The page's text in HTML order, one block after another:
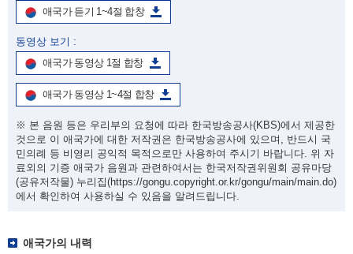
애국가 듣기 1~4절 합창
동영상 보기 :
애국가 동영상 1절 합창
애국가 동영상 1~4절 합창
※ 본 음원 등은 우리부의 요청에 따라 한국방송공사(KBS)에서 제공한
것으로 이 애국가에 대한 저작권은 한국방송공사에 있으며, 반드시 국
민의례 등 비영리 공익적 목적으로만 사용하여 주시기 바랍니다. 위 자
료외의 기증 애국가 음원과 관련하여서는 한국저작권위원회 공유마당
(공유저작물) 누리집(https://gongu.copyright.or.kr/gongu/main/main.do)
에서 확인하여 사용하실 수 있음을 알려드립니다.
애국가의 내력